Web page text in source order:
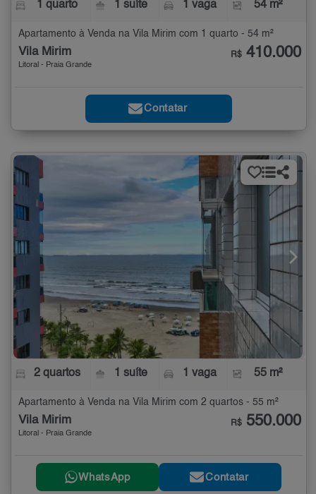
1 quarto 1 suíte 1 vaga 54 m²
Apartamento à Venda na Vila Mirim com 1 quarto - 54 m²
Vila Mirim
Litoral - Praia Grande
R$ 410.000
Contatar
2 quartos 1 suíte 1 vaga 55 m²
Apartamento à Venda na Vila Mirim com 2 quartos - 55 m²
Vila Mirim
Litoral - Praia Grande
R$ 550.000
WhatsApp Contatar